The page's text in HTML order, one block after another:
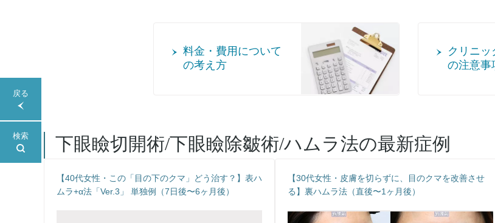
戻る
検索
料金・費用について
の考え方
クリニッ
の注意事
下眼瞼切開術/下眼瞼除皺術/ハムラ法の最新症例
【40代女性・この「目の下のクマ」どう治す？】表ハ
ムラ+α法「Ver.3」 単独例（7日後〜6ヶ月後）
【30代女性・皮膚を切らずに、目のクマを改善させ
る】裏ハムラ法（直後〜1ヶ月後）